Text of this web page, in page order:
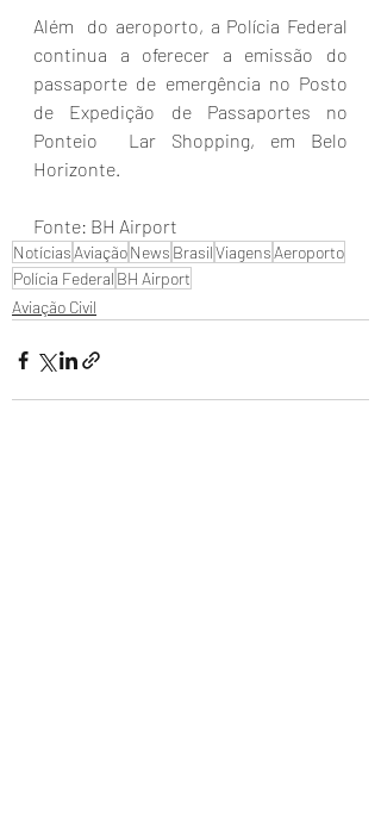
Além  do aeroporto, a Polícia Federal
continua a oferecer a emissão do
passaporte de emergência no Posto
de Expedição de Passaportes no
Ponteio  Lar Shopping, em Belo
Horizonte.
Fonte: BH Airport
Notícias AviaçãoNews BrasilViagens Aeroporto
Polícia Federal BH Airport
Aviação Civil